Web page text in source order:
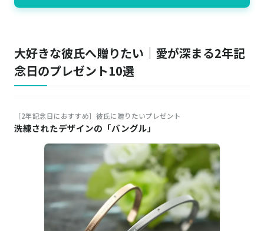
大好きな彼氏へ贈りたい｜愛が深まる2年記
念日のプレゼント10選
［2年記念日におすすめ］彼氏に贈りたいプレゼント
洗練されたデザインの「バングル」